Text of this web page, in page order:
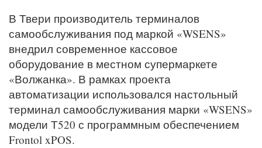
В Твери производитель терминалов
самообслуживания под маркой «WSENS»
внедрил современное кассовое
оборудование в местном супермаркете
«Волжанка». В рамках проекта
автоматизации использовался настольный
терминал самообслуживания марки «WSENS»
модели Т520 с программным обеспечением
Frontol xPOS.